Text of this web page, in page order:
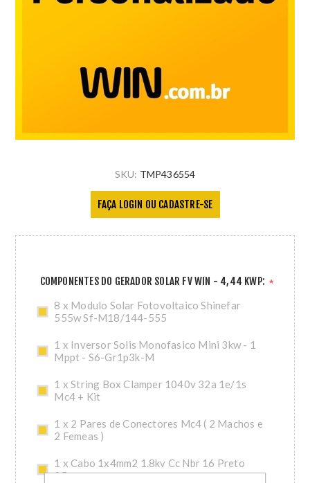
SKU: TMP436554
FAÇA LOGIN OU CADASTRE-SE
COMPONENTES DO GERADOR SOLAR FV WIN - 4,44 KWP: *
8 x Modulo Solar Fotovoltaico Shinefar
555w Sf-M18/144-555
1 x Inversor Solis Monofasico Mini 3kw - 1
Mppt - S6-Gr1p3k-M
1 x String Box Clamper 1040v 32a 1e/1s
Mc4 + Kit
1 x 2 Pares de Conectores Mc4 ( 2 Machos e
2 Femeas )
1 x Cabo 1x4mm2 1.8kv Cc Nbr 16 Preto
25m